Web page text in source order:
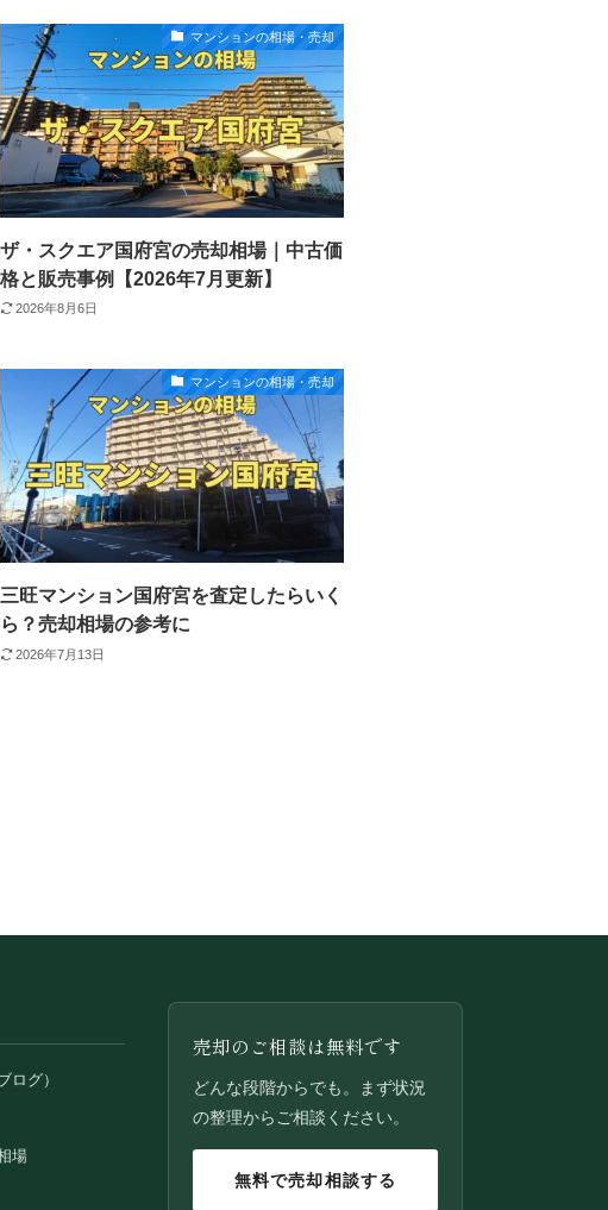
マンションの相場・売却
ザ・スクエア国府宮の売却相場｜中古価
格と販売事例【2026年7月更新】
2026年8月6日
マンションの相場・売却
三旺マンション国府宮を査定したらいく
ら？売却相場の参考に
2026年7月13日
ログ）
場
売却のご相談は無料です
どんな段階からでも。まず状況
の整理からご相談ください。
無料で売却相談する